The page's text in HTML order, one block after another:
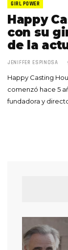
GIRL POWER
Happy
con su
de la
JENIFFER ESPINOSA
Happy Casting
comenzó hace 5
fundadora y